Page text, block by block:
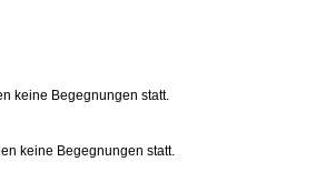
keine Begegnungen statt.
keine Begegnungen statt.